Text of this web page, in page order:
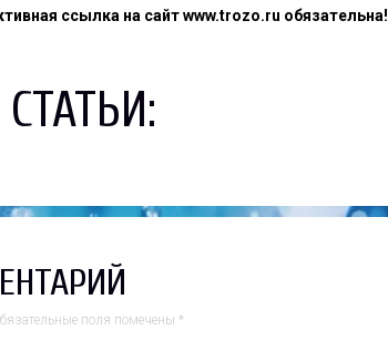
ссылка на сайт www.trozo.ru обязательна!
поля помечены *